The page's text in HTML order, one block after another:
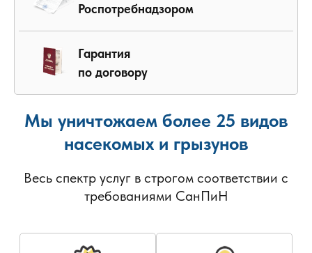
Роспотребнадзором
Гарантия
по договору
Мы уничтожаем более 25 видов
насекомых и грызунов
Весь спектр услуг в строгом соответствии с
требованиями СанПиН